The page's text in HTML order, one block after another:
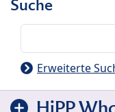
Suche
Erweiterte